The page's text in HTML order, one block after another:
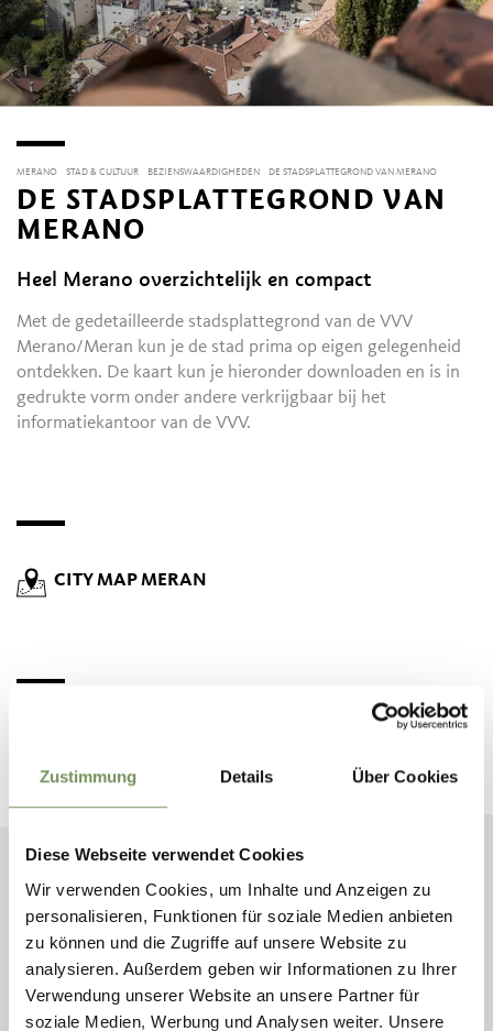
Zustimmung Details Über Cookies
Diese Webseite verwendet Cookies
Wir verwenden Cookies, um Inhalte und Anzeigen zu
personalisieren, Funktionen für soziale Medien anbieten
zu können und die Zugriffe auf unsere Website zu
analysieren. Außerdem geben wir Informationen zu Ihrer
Verwendung unserer Website an unsere Partner für
soziale Medien, Werbung und Analysen weiter. Unsere
MERANO STAD & CULTUUR BEZIENSWAARDIGHEDEN DE STADSPLATTEGROND VAN MERANO
DE STADSPLATTEGROND VAN
MERANO
Heel Merano overzichtelijk en compact
Met de gedetailleerde stadsplattegrond van de VVV
Merano/Meran kun je de stad prima op eigen gelegenheid
ontdekken. De kaart kun je hieronder downloaden en is in
gedrukte vorm onder andere verkrijgbaar bij het
informatiekantoor van de VVV.
CITY MAP MERAN
BOEK JE VAKANTIE IN MERANO
Plan nu vrijblijvend uw droomvakantie
AANKOMST
START ZOEKEN